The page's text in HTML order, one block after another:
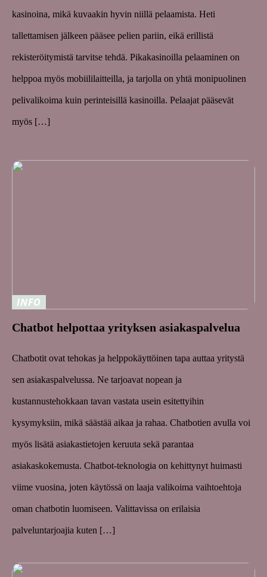
kasinoina, mikä kuvaakin hyvin niillä pelaamista. Heti
tallettamisen jälkeen pääsee pelien pariin, eikä erillistä
rekisteröitymistä tarvitse tehdä. Pikakasinoilla pelaaminen on
helppoa myös mobiililaitteilla, ja tarjolla on yhtä monipuolinen
pelivalikoima kuin perinteisillä kasinoilla. Pelaajat pääsevät
myös […]
INFO
Chatbot helpottaa yrityksen asiakaspalvelua
Chatbotit ovat tehokas ja helppokäyttöinen tapa auttaa yritystä
sen asiakaspalvelussa. Ne tarjoavat nopean ja
kustannustehokkaan tavan vastata usein esitettyihin
kysymyksiin, mikä säästää aikaa ja rahaa. Chatbotien avulla voi
myös lisätä asiakastietojen keruuta sekä parantaa
asiakaskokemusta. Chatbot-teknologia on kehittynyt huimasti
viime vuosina, joten käytössä on laaja valikoima vaihtoehtoja
oman chatbotin luomiseen. Valittavissa on erilaisia
palveluntarjoajia kuten […]